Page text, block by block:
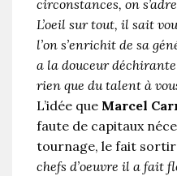
circonstances, on
L’oeil sur tout, il sait
l’on s’enrichit de sa
a la douceur
rien que du talent à
L’idée que Marcel
faute de capitaux
tournage, le fait sortir
chefs d’oeuvre il a fait